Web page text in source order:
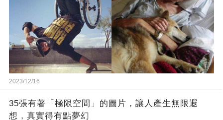
2023/12/16
35張有著「極限空間」的圖片，讓人產生無限遐
想，真實得有點夢幻